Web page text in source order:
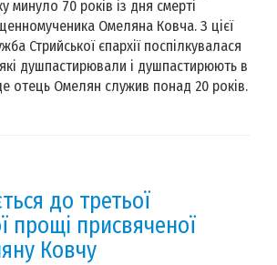
минуло 70 років із дня смерті
Омеляна Ковча. З цієї
Стрийської єпархії поспілкувалася
душпастирювали і душпастирюють в
отець Омелян служив понад 20 років.
до третьої
прощі присвяченої
Ковчу